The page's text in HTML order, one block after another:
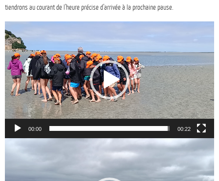
tiendrons au courant de l’heure précise d’arrivée à la prochaine pause.
vidéo
00:00 00:22